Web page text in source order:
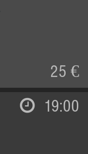
25 €
19:00